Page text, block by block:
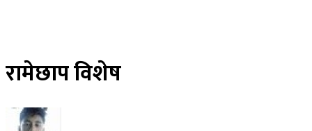
रामेछाप विशेष